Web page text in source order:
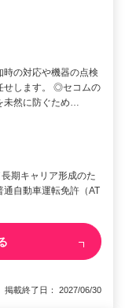
の対応や機器の点検
せします。 ◎セコムの
未然に防ぐため…
期キャリア形成のた
自動車運転免許（AT
載終了日： 2027/06/30